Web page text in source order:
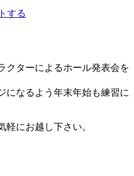
する
クターによるホール発表会を
になるよう年末年始も練習に
にお越し下さい。